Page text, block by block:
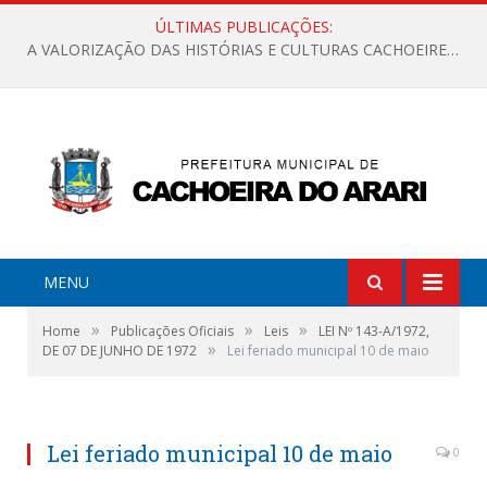
ÚLTIMAS PUBLICAÇÕES:
A VALORIZAÇÃO DAS HISTÓRIAS E CULTURAS CACHOEIRENSES
MENU
Home » Publicações Oficiais » Leis »
LEI Nº 143-A/1972,
DE 07 DE JUNHO DE 1972 » Lei feriado municipal 10 de maio
Lei feriado municipal 10 de maio 0